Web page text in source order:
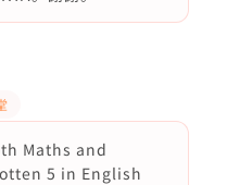
Maths and
5 in English